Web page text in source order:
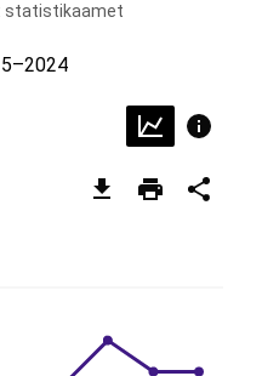
statistikaamet